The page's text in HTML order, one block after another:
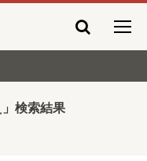
検索結果